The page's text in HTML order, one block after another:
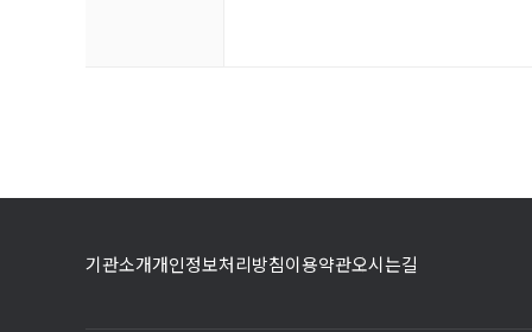
기관소개개인정보처리방침이용약관오시는길